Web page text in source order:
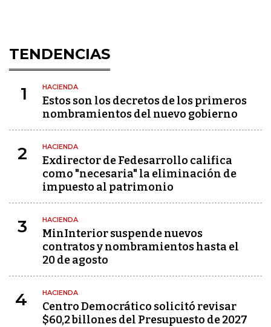
TENDENCIAS
1 HACIENDA
Estos son los decretos de los primeros
nombramientos del nuevo gobierno
2 HACIENDA
Exdirector de Fedesarrollo califica
como "necesaria" la eliminación de
impuesto al patrimonio
3 HACIENDA
MinInterior suspende nuevos
contratos y nombramientos hasta el
20 de agosto
4 HACIENDA
Centro Democrático solicitó revisar
$60,2 billones del Presupuesto de 2027